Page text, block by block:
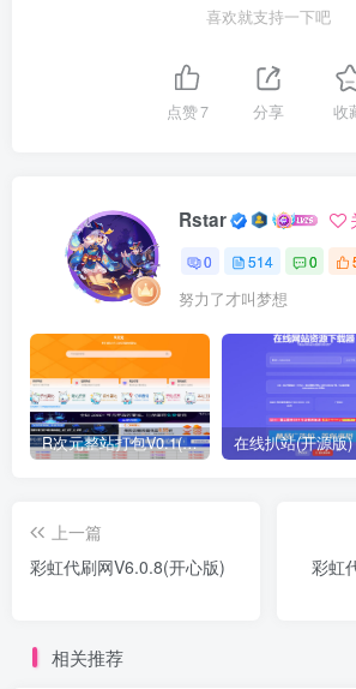
喜欢就支持一下吧
点赞7 分享 收
Rstar
0 514 0
努力了才叫梦想
R次元整站打包V0.1(原创) 在线扒站(开源版)
上一篇
彩虹代刷网V6.0.8(开心版)
彩虹
相关推荐